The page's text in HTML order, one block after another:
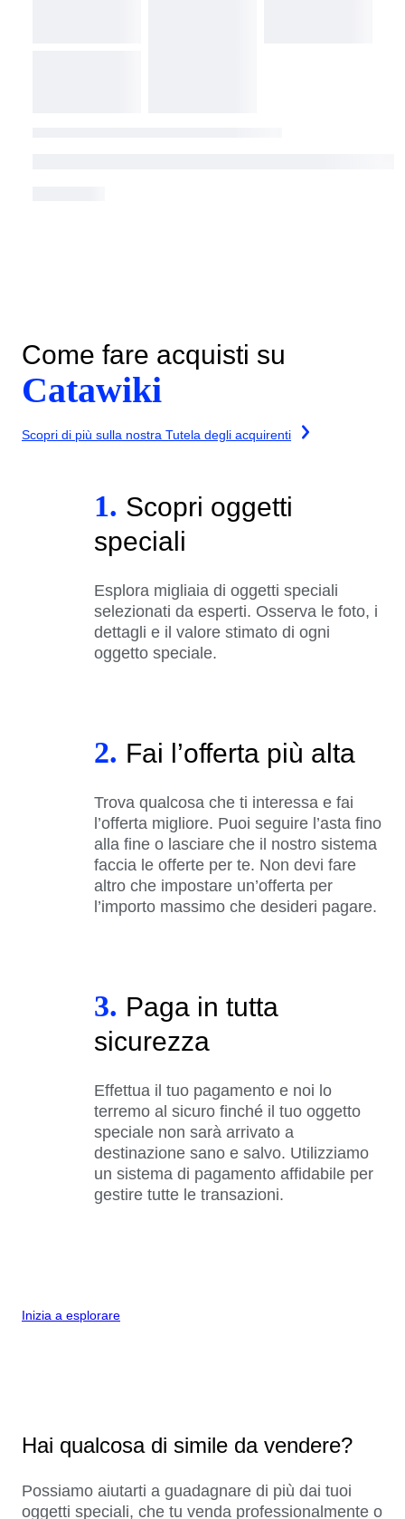
Come fare acquisti su
Catawiki
Scopri di più sulla nostra Tutela degli acquirenti
1. Scopri oggetti
speciali
Esplora migliaia di oggetti speciali
selezionati da esperti. Osserva le foto, i
dettagli e il valore stimato di ogni
oggetto speciale.
2. Fai l’offerta più alta
Trova qualcosa che ti interessa e fai
l’offerta migliore. Puoi seguire l’asta fino
alla fine o lasciare che il nostro sistema
faccia le offerte per te. Non devi fare
altro che impostare un’offerta per
l’importo massimo che desideri pagare.
3. Paga in tutta
sicurezza
Effettua il tuo pagamento e noi lo
terremo al sicuro finché il tuo oggetto
speciale non sarà arrivato a
destinazione sano e salvo. Utilizziamo
un sistema di pagamento affidabile per
gestire tutte le transazioni.
Inizia a esplorare
Hai qualcosa di simile da vendere?
Possiamo aiutarti a guadagnare di più dai tuoi
oggetti speciali, che tu venda professionalmente o